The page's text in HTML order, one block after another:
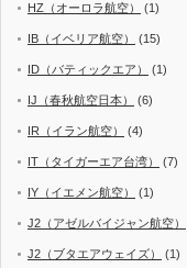
HZ（オーロラ航空） (1)
IB（イベリア航空） (15)
ID（バティックエア） (1)
IJ（春秋航空日本） (6)
IR（イラン航空） (4)
IT（タイガーエア台湾） (7)
IY（イエメン航空） (1)
J2（アゼルバイジャン航空）
J2（ブタエアウェイズ） (1)